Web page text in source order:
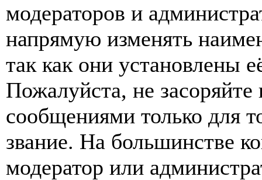
модераторов и
напрямую изменять
так как они установлены
Пожалуйста, не
сообщениями только для
звание. На большинстве
модератор или